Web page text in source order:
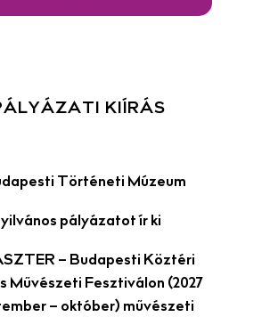
KIÍRÁS
Történeti Múzeum
pályázatot ír ki
– Budapesti Köztéri
Művészeti Fesztiválon (2027
– október) művészeti